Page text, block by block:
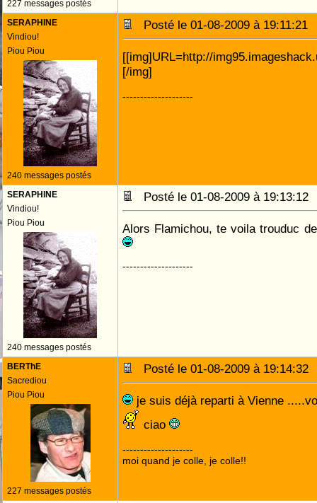
227 messages postés
SERAPHINE
Vindiou!
Piou Piou
240 messages postés
Posté le 01-08-2009 à
[[img]URL=http://
[/img]
--------------------
SERAPHINE
Vindiou!
Piou Piou
240 messages postés
Posté le 01-08-2009 à
Alors Flamichou, te voila trouduc
--------------------
BERThE
Sacrediou
Piou Piou
227 messages postés
Posté le 01-08-2009 à
je suis déjà reparti à Vienne
ciao
--------------------
moi quand je colle, je colle!!